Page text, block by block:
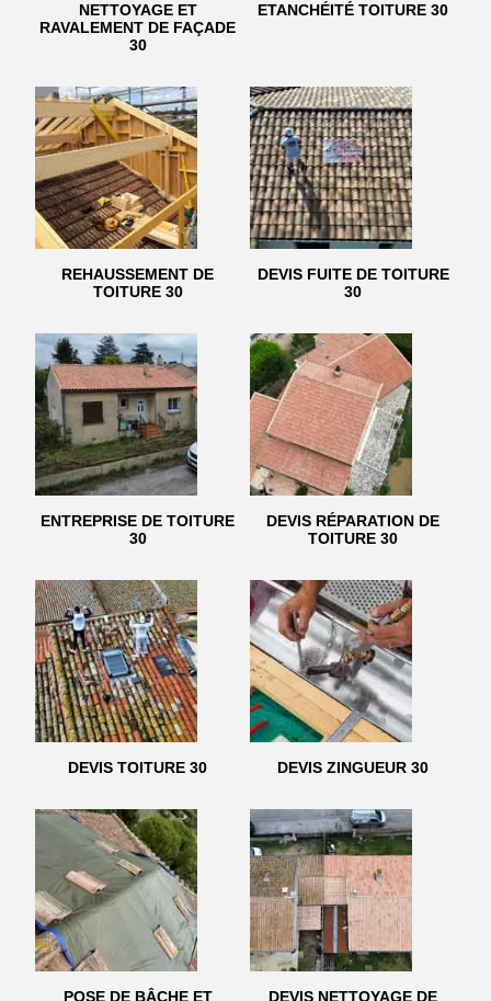
NETTOYAGE ET
RAVALEMENT DE FAÇADE
30
ETANCHÉITÉ TOITURE 30
REHAUSSEMENT DE
TOITURE 30
DEVIS FUITE DE TOITURE
30
ENTREPRISE DE TOITURE
30
DEVIS RÉPARATION DE
TOITURE 30
DEVIS TOITURE 30 DEVIS ZINGUEUR 30
POSE DE BÂCHE ET DEVIS NETTOYAGE DE